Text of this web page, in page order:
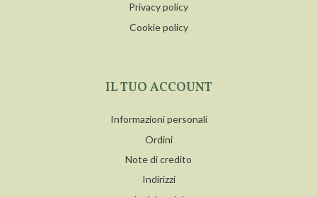
Privacy policy
Cookie policy
IL TUO ACCOUNT
Informazioni personali
Ordini
Note di credito
Indirizzi